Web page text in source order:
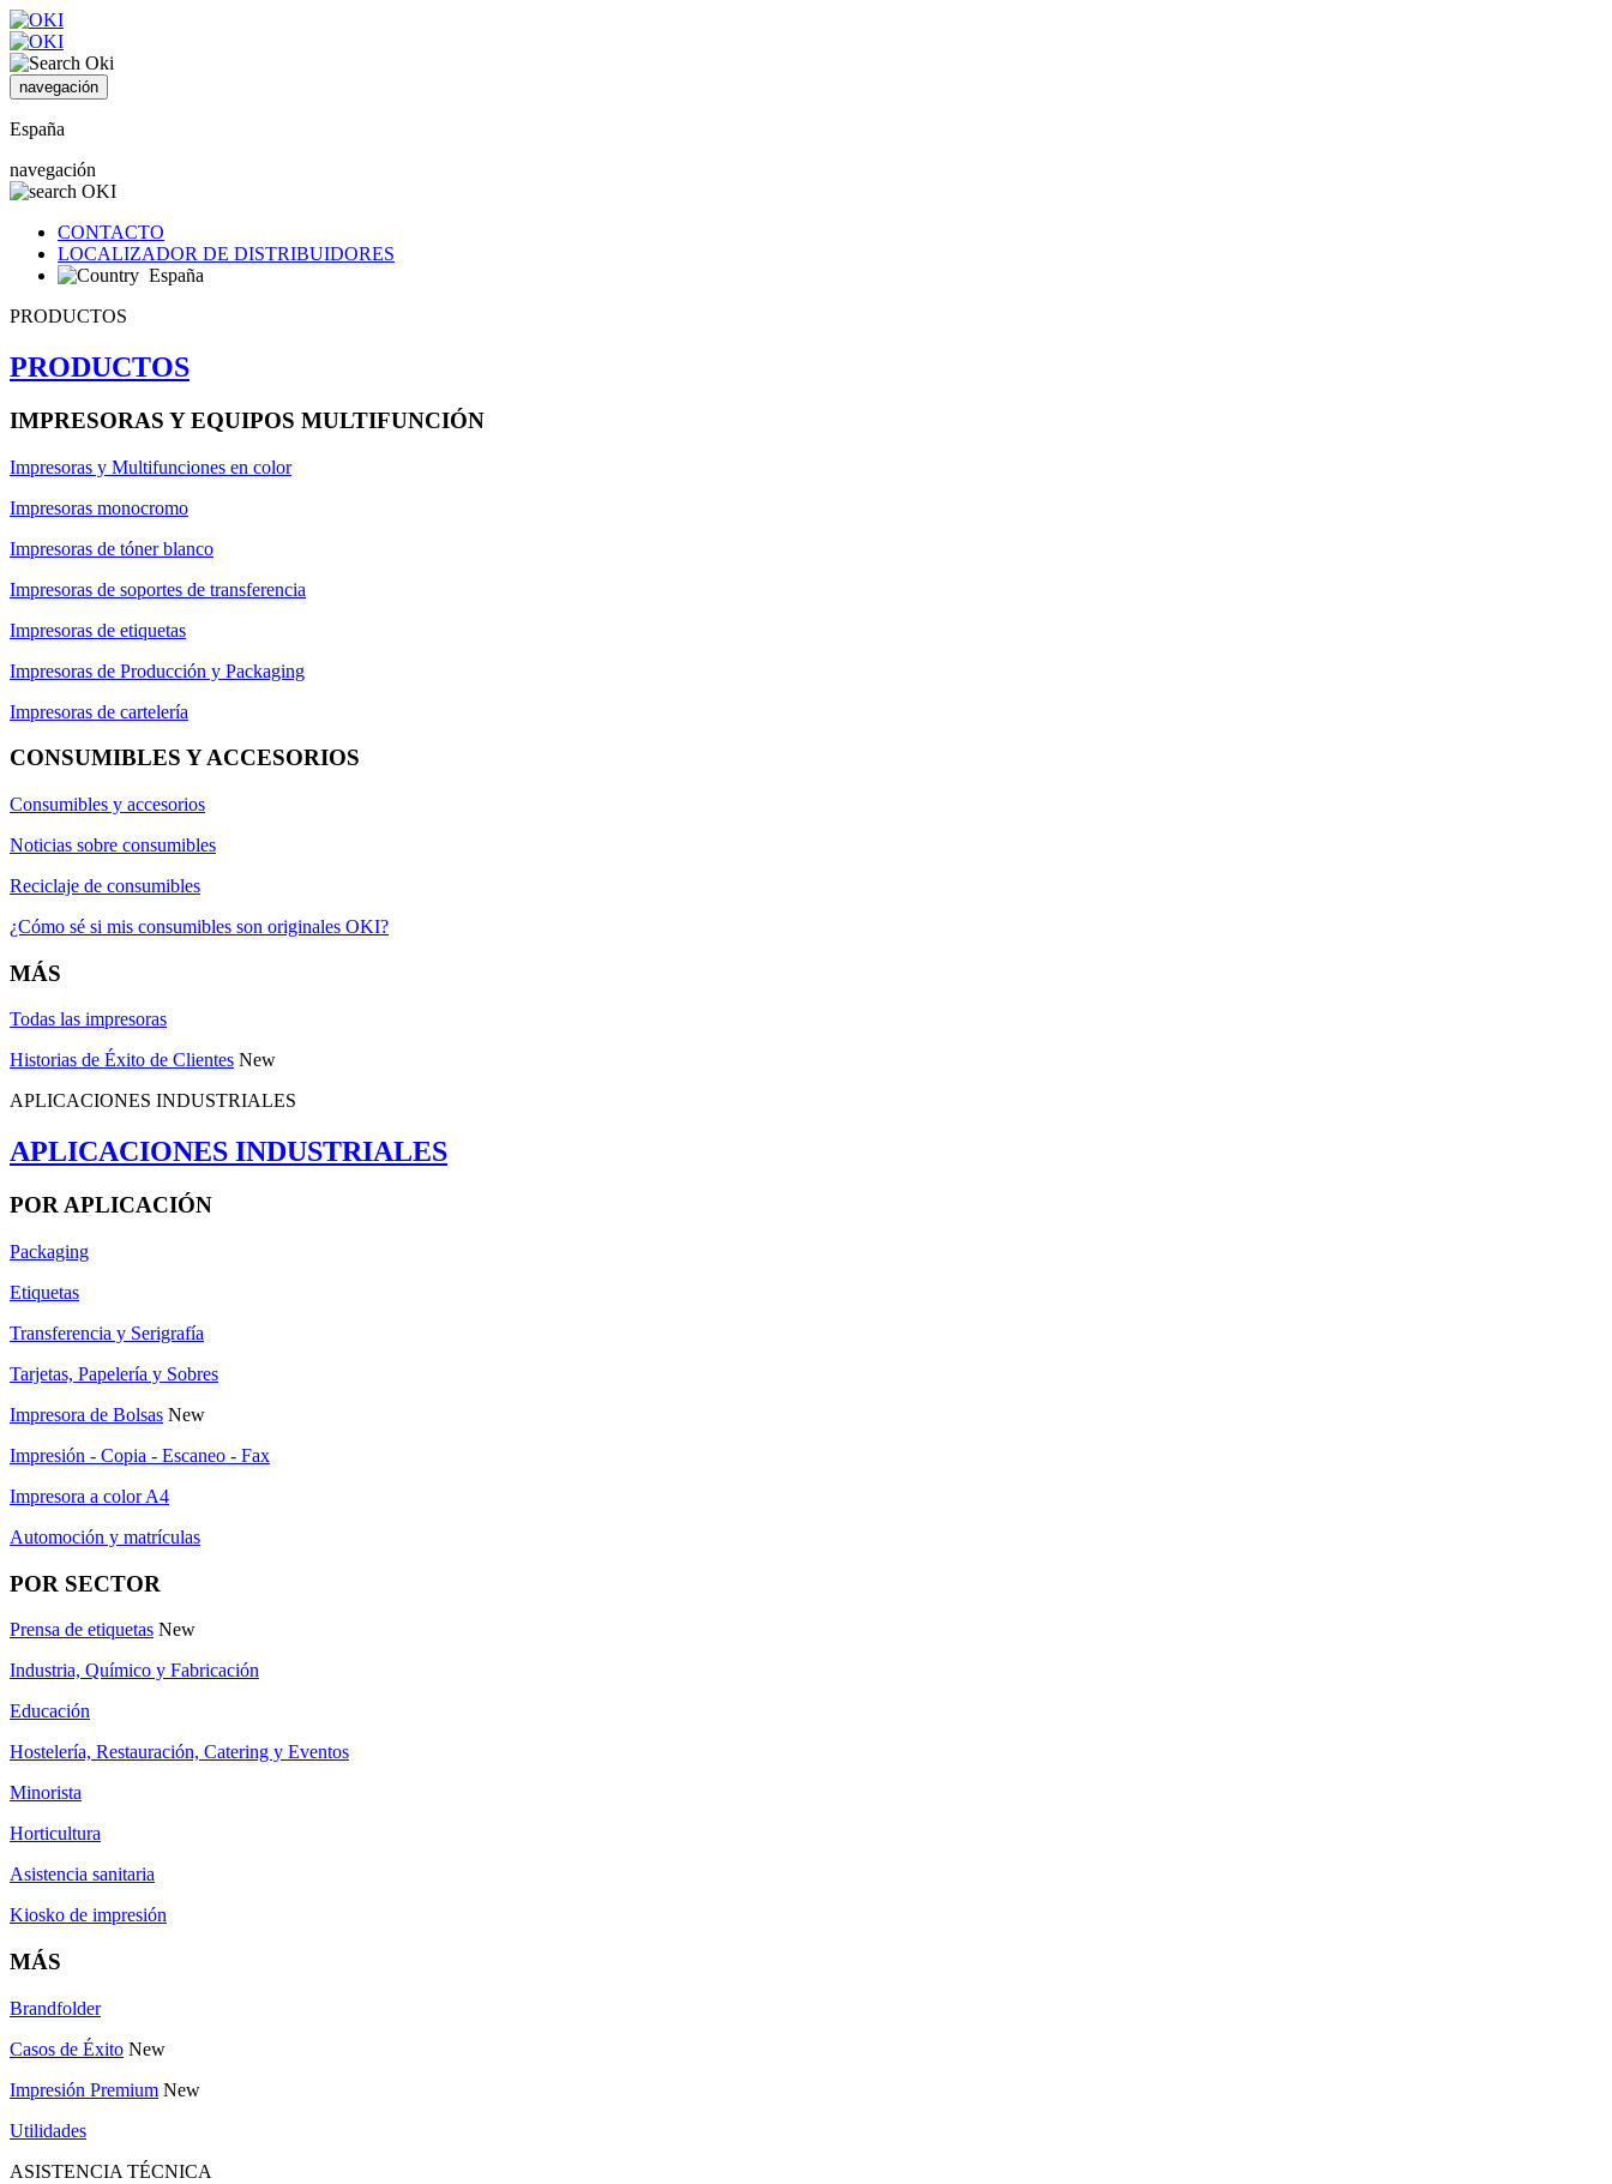
navegación
España
navegación
CONTACTO
LOCALIZADOR DE DISTRIBUIDORES
España
PRODUCTOS
PRODUCTOS
IMPRESORAS Y EQUIPOS MULTIFUNCIÓN
Impresoras y Multifunciones en color
Impresoras monocromo
Impresoras de tóner blanco
Impresoras de soportes de transferencia
Impresoras de etiquetas
Impresoras de Producción y Packaging
Impresoras de cartelería
CONSUMIBLES Y ACCESORIOS
Consumibles y accesorios
Noticias sobre consumibles
Reciclaje de consumibles
¿Cómo sé si mis consumibles son originales OKI?
MÁS
Todas las impresoras
Historias de Éxito de Clientes New
APLICACIONES INDUSTRIALES
APLICACIONES INDUSTRIALES
POR APLICACIÓN
Packaging
Etiquetas
Transferencia y Serigrafía
Tarjetas, Papelería y Sobres
Impresora de Bolsas New
Impresión - Copia - Escaneo - Fax
Impresora a color A4
Automoción y matrículas
POR SECTOR
Prensa de etiquetas New
Industria, Químico y Fabricación
Educación
Hostelería, Restauración, Catering y Eventos
Minorista
Horticultura
Asistencia sanitaria
Kiosko de impresión
MÁS
Brandfolder
Casos de Éxito New
Impresión Premium New
Utilidades
ASISTENCIA TÉCNICA